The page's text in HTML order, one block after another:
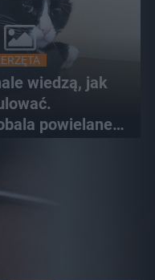
wiedzą, jak
powielane